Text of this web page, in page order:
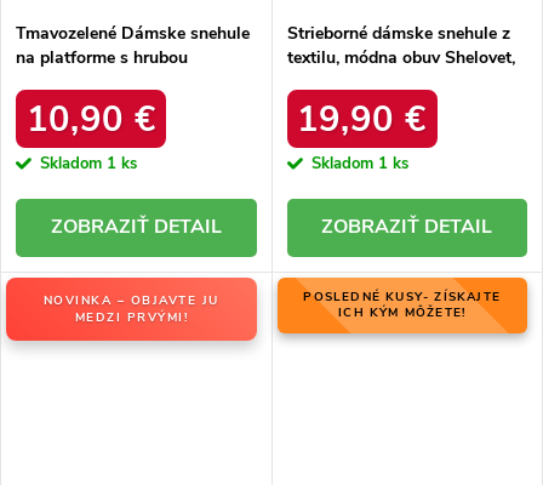
Tmavozelené Dámske snehule
na platforme s hrubou
produktu VL226P GREEN
10,90 €
Skladom 1 ks
DETAIL
Strieborné dámske snehule z
textilu, módna obuv Shelovet,
19,90 €
Skladom 1 ks
DETAIL
NOVINKA – OBJAVTE JU
MEDZI PRVÝMI!
POSLEDNÉ KUSY- ZÍSKAJTE
ICH KÝM MÔŽETE!